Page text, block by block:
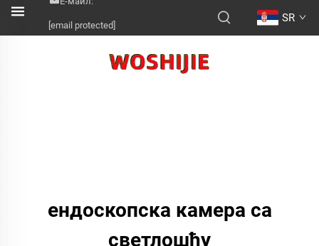
[email protected]
SR
ендоскопска камера са
светлошћу